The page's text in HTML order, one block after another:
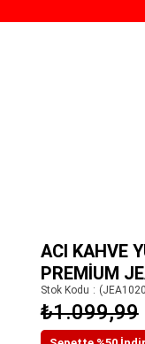
ACI KAHVE
PREMIUM
Stok Kodu
₺1.099,99